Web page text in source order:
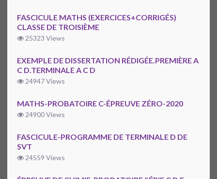
FASCICULE MATHS (EXERCICES+CORRIGÉS)
CLASSE DE TROISIÈME
25323 Views
EXEMPLE DE DISSERTATION RÉDIGÉE.PREMIÈRE A
C D.TERMINALE A C D
24947 Views
MATHS-PROBATOIRE C-ÉPREUVE ZÉRO-2020
24900 Views
FASCICULE-PROGRAMME DE TERMINALE D DE
SVT
24559 Views